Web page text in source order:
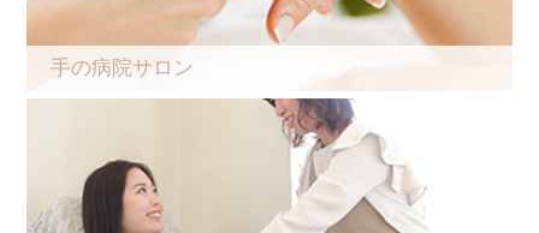
手の病院サロン